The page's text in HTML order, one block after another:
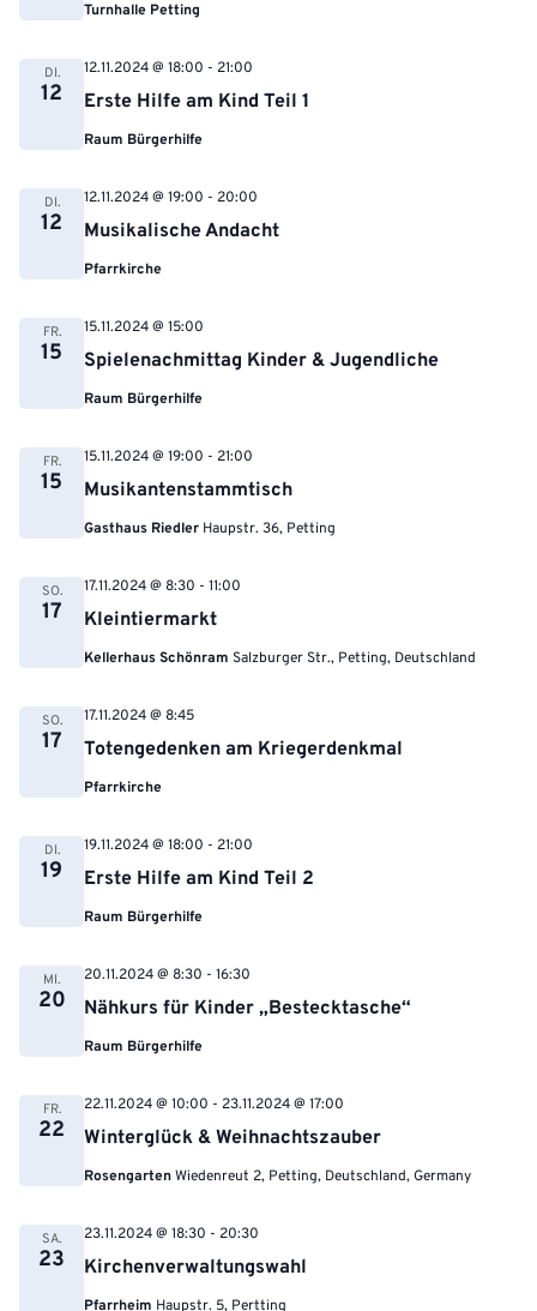
Turnhalle Petting
DI.
12 Erste Hilfe am Kind Teil 1
12.11.2024 @ 18:00 - 21:00
Raum Bürgerhilfe
DI.
12 Musikalische Andacht
12.11.2024 @ 19:00 - 20:00
Pfarrkirche
FR.
15 Spielenachmittag Kinder & Jugendliche
15.11.2024 @ 15:00
Raum Bürgerhilfe
FR.
15 Musikantenstammtisch
15.11.2024 @ 19:00 - 21:00
Gasthaus Riedler Haupstr. 36, Petting
SO.
17 Kleintiermarkt
17.11.2024 @ 8:30 - 11:00
Kellerhaus Schönram Salzburger Str., Petting, Deutschland
SO.
17 Totengedenken am Kriegerdenkmal
17.11.2024 @ 8:45
Pfarrkirche
DI.
19 Erste Hilfe am Kind Teil 2
19.11.2024 @ 18:00 - 21:00
Raum Bürgerhilfe
MI.
20 Nähkurs für Kinder „Bestecktasche“
20.11.2024 @ 8:30 - 16:30
Raum Bürgerhilfe
FR.
22 Winterglück & Weihnachtszauber
22.11.2024 @ 10:00 - 23.11.2024 @ 17:00
RosengartenWiedenreut 2, Petting, Deutschland, Germany
SA.
23 Kirchenverwaltungswahl
23.11.2024 @ 18:30 - 20:30
Pfarrheim Haupstr. 5, Pertting